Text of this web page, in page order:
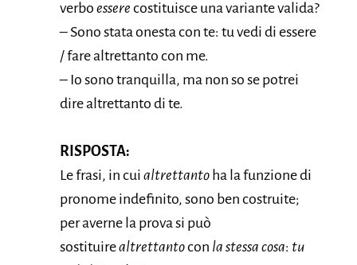
verbo essere costituisce una variante valida?
– Sono stata onesta con te: tu vedi di essere
/ fare altrettanto con me.
– Io sono tranquilla, ma non so se potrei
dire altrettanto di te.
RISPOSTA:
Le frasi, in cui altrettanto ha la funzione di
pronome indefinito, sono ben costruite;
per averne la prova si può
sostituirealtrettantocon la stessa cosa: tu